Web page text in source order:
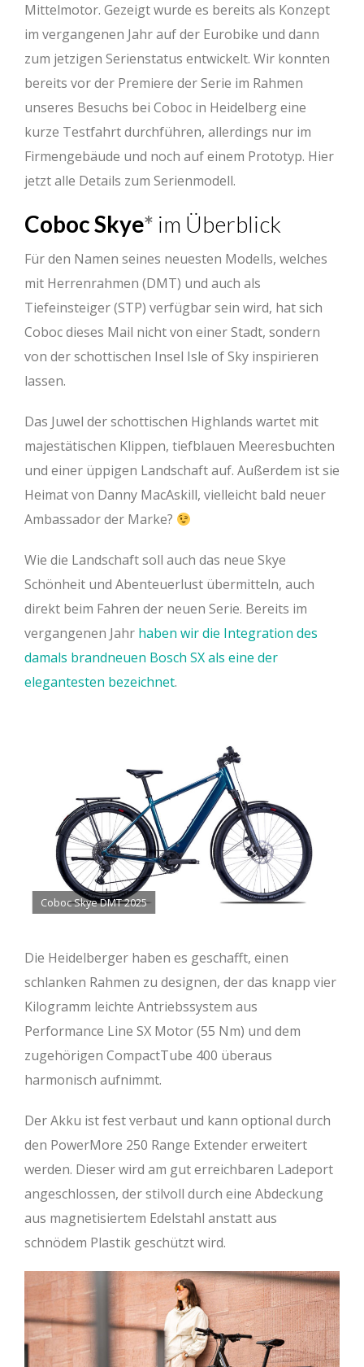
Mittelmotor. Gezeigt wurde es bereits als Konzept
im vergangenen Jahr auf der Eurobike und dann
zum jetzigen Serienstatus entwickelt. Wir konnten
bereits vor der Premiere der Serie im Rahmen
unseres Besuchs bei Coboc in Heidelberg eine
kurze Testfahrt durchführen, allerdings nur im
Firmengebäude und noch auf einem Prototyp. Hier
jetzt alle Details zum Serienmodell.
Coboc Skye im Überblick
Für den Namen seines neuesten Modells, welches
mit Herrenrahmen (DMT) und auch als
Tiefeinsteiger (STP) verfügbar sein wird, hat sich
Coboc dieses Mail nicht von einer Stadt, sondern
von der schottischen Insel Isle of Sky inspirieren
lassen.
Das Juwel der schottischen Highlands wartet mit
majestätischen Klippen, tiefblauen Meeresbuchten
und einer üppigen Landschaft auf. Außerdem ist sie
Heimat von Danny MacAskill, vielleicht bald neuer
Ambassador der Marke?
Wie die Landschaft soll auch das neue Skye
Schönheit und Abenteuerlust übermitteln, auch
direkt beim Fahren der neuen Serie. Bereits im
vergangenen Jahr haben wir die Integration des
damals brandneuen Bosch SX als eine der
elegantesten bezeichnet.
Coboc Skye DMT 2025
Die Heidelberger haben es geschafft, einen
schlanken Rahmen zu designen, der das knapp vier
Kilogramm leichte Antriebssystem aus
Performance Line SX Motor (55 Nm) und dem
zugehörigen CompactTube 400 überaus
harmonisch aufnimmt.
Der Akku ist fest verbaut und kann optional durch
den PowerMore 250 Range Extender erweitert
werden. Dieser wird am gut erreichbaren Ladeport
angeschlossen, der stilvoll durch eine Abdeckung
aus magnetisiertem Edelstahl anstatt aus
schnödem Plastik geschützt wird.